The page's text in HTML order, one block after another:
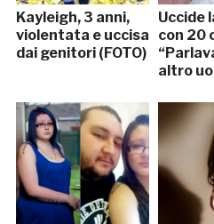
Kayleigh, 3 anni,
violentata e uccisa
dai genitori (FOTO)
Uccide
con 20
altro